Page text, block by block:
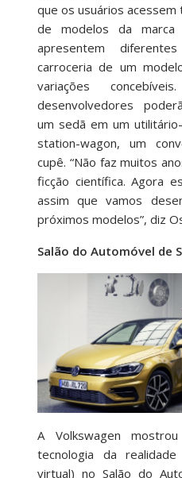
que os usuários
de modelos da marca
apresentem
carroceria de um
variações
desenvolvedores
um sedã em um
station-wagon, um
cupê. “Não faz muitos
ficção científica. Agora
assim que vamos
próximos modelos”, diz
Salão do Automóvel de
A Volkswagen
tecnologia da
virtual) no Salão do